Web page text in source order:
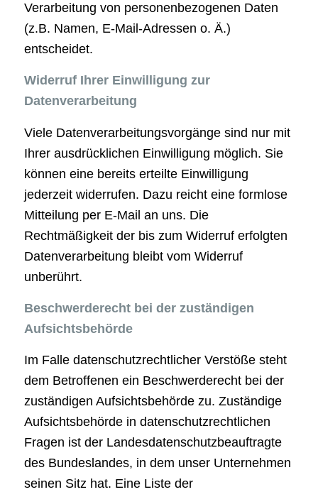
Verarbeitung von personenbezogenen Daten
(z.B. Namen, E-Mail-Adressen o. Ä.)
entscheidet.
Widerruf Ihrer Einwilligung zur
Datenverarbeitung
Viele Datenverarbeitungsvorgänge sind nur mit
Ihrer ausdrücklichen Einwilligung möglich. Sie
können eine bereits erteilte Einwilligung
jederzeit widerrufen. Dazu reicht eine formlose
Mitteilung per E-Mail an uns. Die
Rechtmäßigkeit der bis zum Widerruf erfolgten
Datenverarbeitung bleibt vom Widerruf
unberührt.
Beschwerderecht bei der zuständigen
Aufsichtsbehörde
Im Falle datenschutzrechtlicher Verstöße steht
dem Betroffenen ein Beschwerderecht bei der
zuständigen Aufsichtsbehörde zu. Zuständige
Aufsichtsbehörde in datenschutzrechtlichen
Fragen ist der Landesdatenschutzbeauftragte
des Bundeslandes, in dem unser Unternehmen
seinen Sitz hat. Eine Liste der